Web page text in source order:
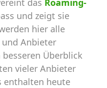
das Roaming-
und zeigt sie
hier alle
Anbieter
Überblick
vieler Anbieter
enthalten heute